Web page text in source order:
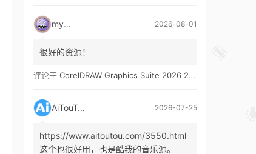
mypw 2026-08-01
很好的资源！
评论于 CorelDRAW Graphics Suite 2026 27.1 多语言 开心版 学习版 by KpoJIuK
AiTouTou 2026-07-25
https://www.aitoutou.com/3550.html
这个也很好用，也是酷我的音乐源。